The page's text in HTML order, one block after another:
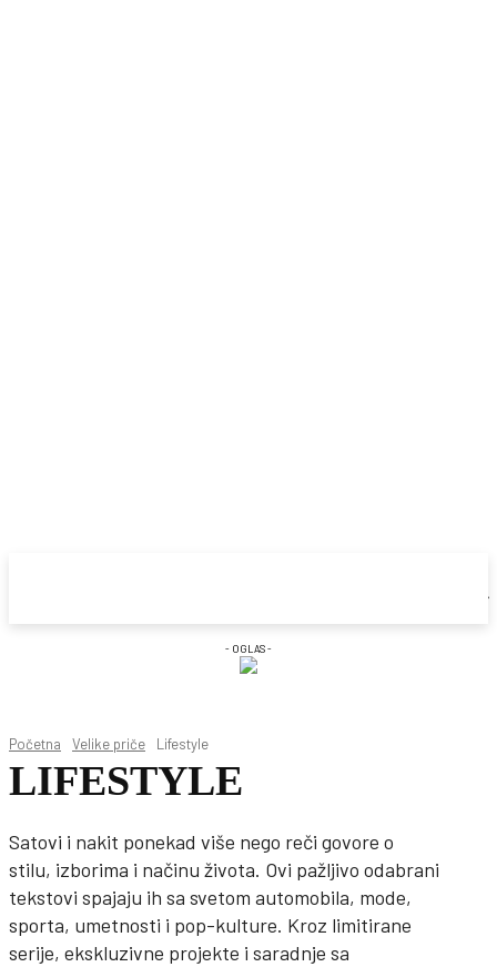
- OGLAS -
Početna Velike priče Lifestyle
LIFESTYLE
Satovi i nakit ponekad više nego reči govore o
stilu, izborima i načinu života. Ovi pažljivo odabrani
tekstovi spajaju ih sa svetom automobila, mode,
sporta, umetnosti i pop-kulture. Kroz limitirane
serije, ekskluzivne projekte i saradnje sa